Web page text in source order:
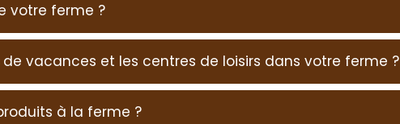
votre ferme ?
vacances et les centres de loisirs dans votre ferme ?
à la ferme ?